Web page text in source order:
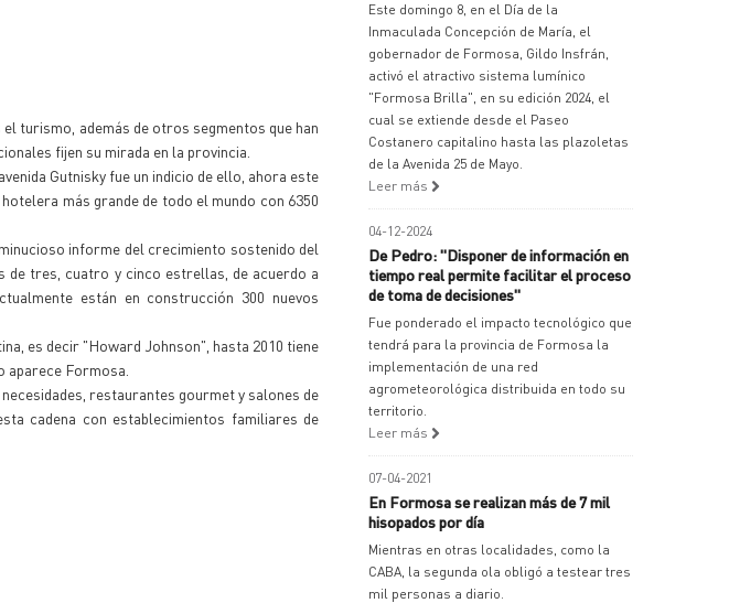
turismo, además de otros segmentos que han
fijen su mirada en la provincia.
Gutnisky fue un indicio de ello, ahora este
más grande de todo el mundo con 6350
informe del crecimiento sostenido del
de tres, cuatro y cinco estrellas, de acuerdo a
están en construcción 300 nuevos
es decir "Howard Johnson", hasta 2010 tiene
Formosa.
restaurantes gourmet y salones de
cadena con establecimientos familiares de
Este domingo 8, en el Día de la
Inmaculada Concepción de María, el
gobernador de Formosa, Gildo Insfrán,
activó el atractivo sistema lumínico
"Formosa Brilla", en su edición 2024, el
cual se extiende desde el Paseo
Costanero capitalino hasta las plazoletas
de la Avenida 25 de Mayo.
Leer más
04-12-2024
De Pedro: "Disponer de información en
tiempo real permite facilitar el proceso
de toma de decisiones"
Fue ponderado el impacto tecnológico que
tendrá para la provincia de Formosa la
implementación de una red
agrometeorológica distribuida en todo su
territorio.
Leer más
07-04-2021
En Formosa se realizan más de 7 mil
hisopados por día
Mientras en otras localidades, como la
CABA, la segunda ola obligó a testear tres
mil personas a diario.